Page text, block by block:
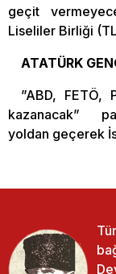
geçit
Liseliler Birliği
ATATÜRK
”ABD, FETÖ,
kazanacak”
yoldan geçerek